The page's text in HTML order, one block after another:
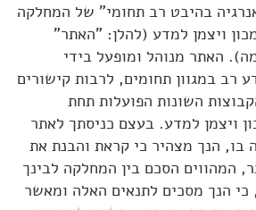
בהיבט רב תחומי" של המחלקה
ויצמן למדע (להלן: "האתר"
האתר מנוהל ומופעל בידי
רב במגוון תחומים, לרבות קישורים
השונות הפועלות תחת
ויצמן למדע. בעצם כניסתך לאתר
בו, הנך מצהיר כי קראת והבנת את
המהווים הסכם בין המחלקה לבינך
הנך מסכים לתנאים האלה ומאשר